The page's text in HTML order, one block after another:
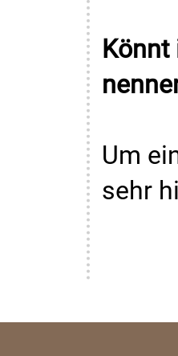
Um
sehr